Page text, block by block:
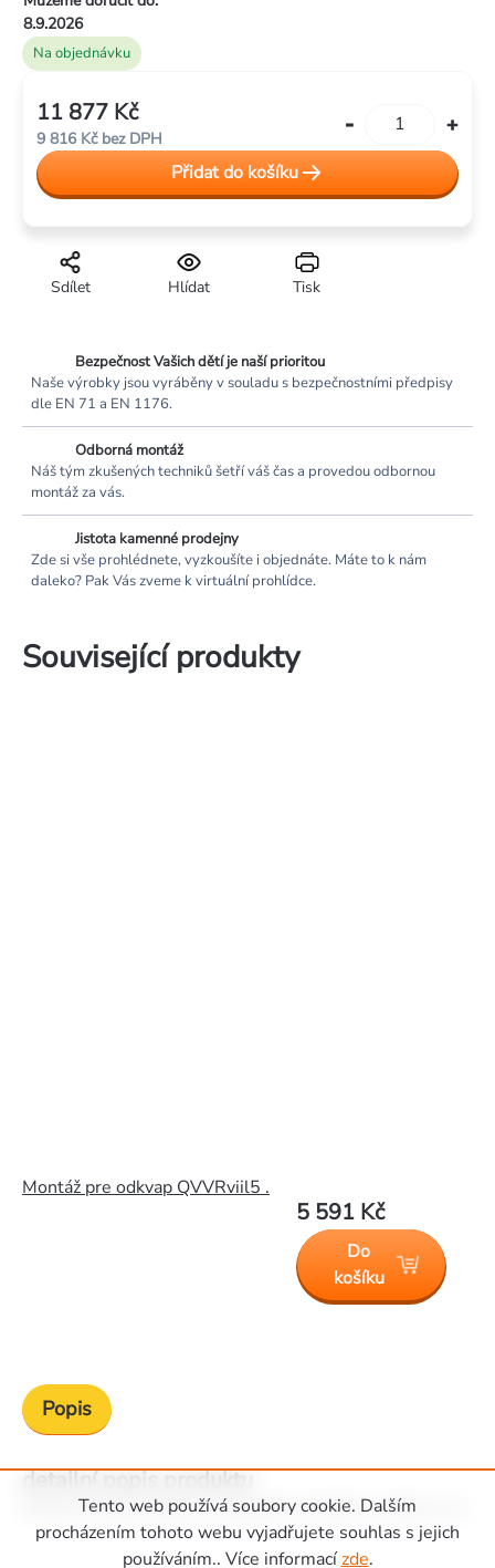
Tento web používá soubory cookie. Dalším
procházením tohoto webu vyjadřujete souhlas s jejich
používáním.. Více informacízde.
5
hvězdiček.
Na objednávku
8.9.2026
Tisk
Hlídat
Sdílet
11 877 Kč
9 816 Kč bez DPH
cena:
Přidat do košíku
Bezpečnost Vašich dětí je naší prioritou
Naše výrobky jsou vyráběny v souladu s bezpečnostními předpisy
dle EN 71 a EN 1176.
Odborná montáž
Náš tým zkušených techniků šetří váš čas a provedou odbornou
montáž za vás.
Jistota kamenné prodejny
Zde si vše prohlédnete, vyzkoušíte i objednáte. Máte to k nám
daleko? Pak Vás zveme k virtuální prohlídce.
Související produkty
Montáž pre odkvap QVVRviil5 .
5 591 Kč
Do
košíku
Popis
detailní popis produktu
Plastový okap vhodný k zahradním domkům o délce 5 m.
Zápatí